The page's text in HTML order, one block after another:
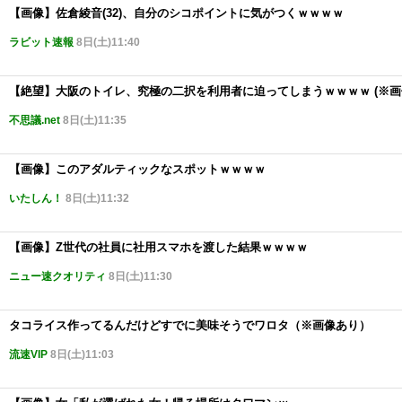
【画像】佐倉綾音(32)、自分のシコポイントに気がつくｗｗｗｗ
ラビット速報 8日(土)11:40
【絶望】大阪のトイレ、究極の二択を利用者に迫ってしまうｗｗｗｗ (※
不思議.net 8日(土)11:35
【画像】このアダルティックなスポットｗｗｗｗ
いたしん！ 8日(土)11:32
【画像】Z世代の社員に社用スマホを渡した結果ｗｗｗｗ
ニュー速クオリティ 8日(土)11:30
タコライス作ってるんだけどすでに美味そうでワロタ（※画像あり）
流速VIP 8日(土)11:03